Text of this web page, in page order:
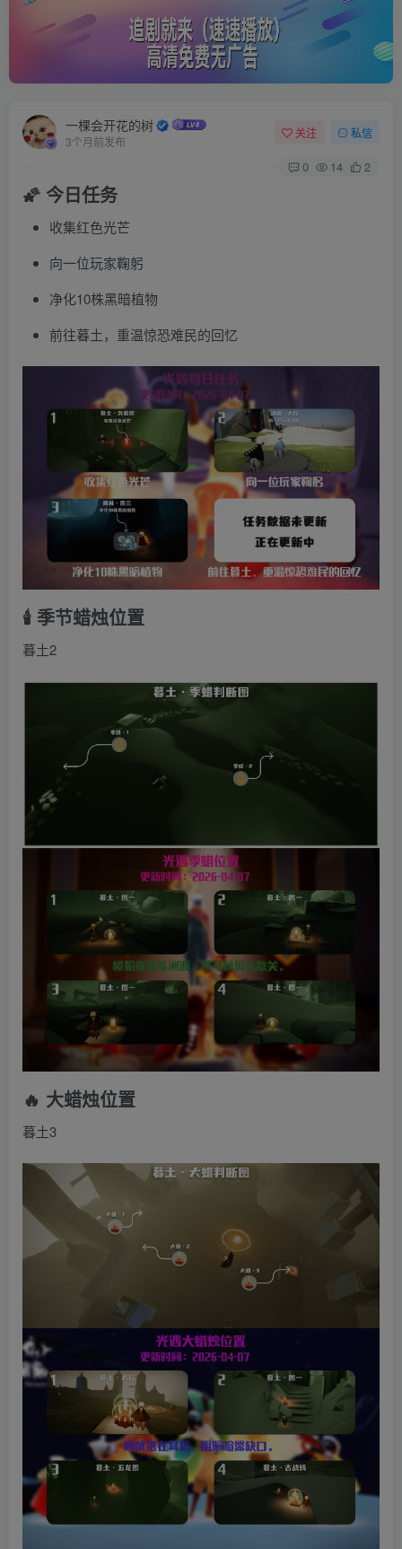
一棵会开花的树
3个月前发布
关注 私信
0 14 2
🌠 今日任务
收集红色光芒
向一位玩家鞠躬
净化10株黑暗植物
前往暮土，重温惊恐难民的回忆
🕯️ 季节蜡烛位置
暮土2
🔥 大蜡烛位置
暮土3